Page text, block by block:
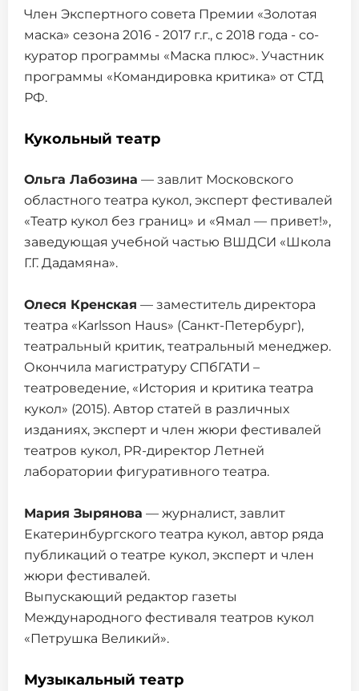
Член Экспертного совета Премии «Золотая
маска» сезона 2016 - 2017 г.г., с 2018 года - со-
куратор программы «Маска плюс». Участник
программы «Командировка критика» от СТД
РФ.
Кукольный театр
Ольга Лабозина — завлит Московского
областного театра кукол, эксперт фестивалей
«Театр кукол без границ» и «Ямал — привет!»,
заведующая учебной частью ВШДСИ «Школа
Г.Г. Дадамяна».
Олеся Кренская — заместитель директора
театра «Karlsson Haus» (Санкт-Петербург),
театральный критик, театральный менеджер.
Окончила магистратуру СПбГАТИ –
театроведение, «История и критика театра
кукол» (2015). Автор статей в различных
изданиях, эксперт и член жюри фестивалей
театров кукол, PR-директор Летней
лаборатории фигуративного театра.
Мария Зырянова — журналист, завлит
Екатеринбургского театра кукол, автор ряда
публикаций о театре кукол, эксперт и член
жюри фестивалей.
Выпускающий редактор газеты
Международного фестиваля театров кукол
«Петрушка Великий».
Музыкальный театр